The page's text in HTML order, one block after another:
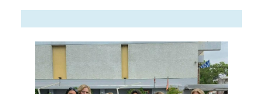
ami számomra az elsődleges cél volt, a nyelvi
kommunikációmban több önbizalmat és
tapasztalatot szereztem. Ebben remek…